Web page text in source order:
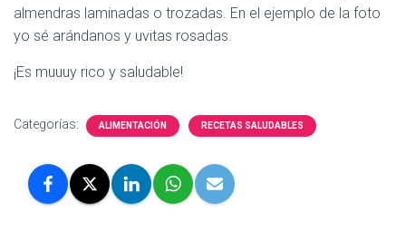
almendras laminadas o trozadas. En el ejemplo de la foto
yo sé arándanos y uvitas rosadas.
¡Es muuuy rico y saludable!
Categorías: ALIMENTACIÓN RECETAS SALUDABLES